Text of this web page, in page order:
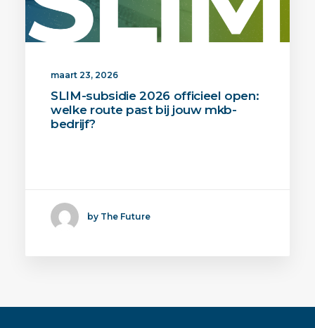
maart 23, 2026
SLIM-subsidie 2026 officieel open:
welke route past bij jouw mkb-
bedrijf?
by The Future